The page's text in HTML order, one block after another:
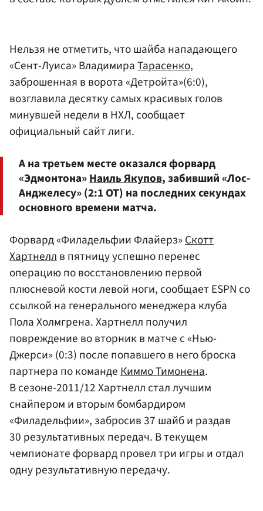
Нельзя не отметить, что шайба нападающего
«Сент-Луиса» ВладимираТарасенко,
заброшенная в ворота «Детройта»(6:0),
возглавила десятку самых красивых голов
минувшей недели в НХЛ, сообщает
официальный сайт лиги.
А на третьем месте оказался форвард
«Эдмонтона»Наиль Якупов, забивший «Лос-
Анджелесу» (2:1 ОТ) на последних секундах
основного времени матча.
Форвард «Филадельфии Флайерз»Скотт
Хартнеллв пятницу успешно перенес
операцию по восстановлению первой
плюсневой кости левой ноги, сообщает ESPN со
ссылкой на генерального менеджера клуба
Пола Холмгрена. Хартнелл получил
повреждение во вторник в матче с «Нью-
Джерси» (0:3) после попавшего в него броска
партнера по командеКиммо Тимонена.
В сезоне-2011/12 Хартнелл стал лучшим
снайпером и вторым бомбардиром
«Филадельфии», забросив 37 шайб и раздав
30 результативных передач. В текущем
чемпионате форвард провел три игры и отдал
одну результативную передачу.